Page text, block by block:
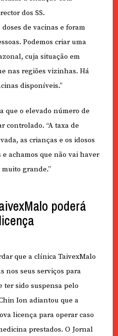
dos SS.
de vacinas e foram
Podemos criar uma
cuja situação em
nas regiões vizinhas. Há
disponíveis.”
que o elevado número de
controlado. “A taxa de
as crianças e os idosos
achamos que não vai haver
grande.”
poderá
que a clínica TaivexMalo
nos seus serviços para
ter sido suspensa pelo
Ion adiantou que a
licença para operar caso
prestados. O Jornal